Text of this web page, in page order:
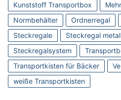
Kunststoff Transportbox
Normbehälter
Ordnerregal
Steckregale
Steckregal
Steckregalsystem
Transportkisten für Bäcker
weiße Transportkisten